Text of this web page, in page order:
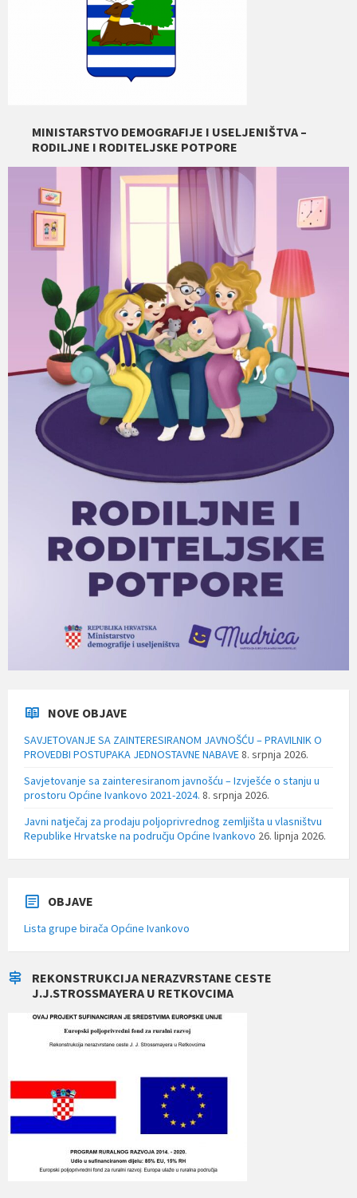
MINISTARSTVO DEMOGRAFIJE I USELJENIŠTVA –
RODILJNE I RODITELJSKE POTPORE
NOVE OBJAVE
SAVJETOVANJE SA ZAINTERESIRANOM JAVNOŠĆU – PRAVILNIK O
PROVEDBI POSTUPAKA JEDNOSTAVNE NABAVE8. srpnja 2026.
Savjetovanje sa zainteresiranom javnošću – Izvješće o stanju u
prostoru Općine Ivankovo 2021-2024. 8. srpnja 2026.
Javni natječaj za prodaju poljoprivrednog zemljišta u vlasništvu
Republike Hrvatske na području Općine Ivankovo 26. lipnja 2026.
OBJAVE
Lista grupe birača Općine Ivankovo
REKONSTRUKCIJA NERAZVRSTANE CESTE
J.J.STROSSMAYERA U RETKOVCIMA